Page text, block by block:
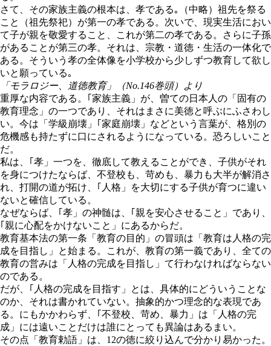
さて、その家族主義の根本は、孝である｡（中略）祖先を祭る
こと（祖先祭祀）が第一の孝である。次いで、現実生活におい
て子が親を敬愛すること、これが第二の孝である。さらに子孫
があることが第三の孝。それは、宗教・道徳・生活の一体化で
ある。そういう孝の全体像を小学校から少しずつ教育して欲し
いと願っている｡
「モラロジー、道徳教育」（No.146巻頭）より
重厚な内容である。｢家族主義」が、曽ての日本人の「固有の
教育理念」の一つであり、それはまさに美徳と呼ぶにふさわし
い。今は「学級崩壊」｢家庭崩壊」などという言葉が、格別の
危機感も持たずに口にされるようになっている。恐ろしいこと
だ。
私は、｢孝」一つを、徹底して教えることができ、子供がそれ
を身につけたならば、不登校も、苛めも、暴力も大半が解消さ
れ、打開の道が拓け、｢人格」を大切にする子供が育つに違い
ないと確信している。
なぜならば、｢孝」の神髄は、｢親を安心させること」であり、
｢親に心配をかけないこと」にあるからだ。
教育基本法の第一条「教育の目的」の冒頭は「教育は人格の完
成を目指し」と始まる。これが、教育の第一義であり、全ての
教育の営みは「人格の完成を目指し」て行わなければならない
のである。
だが、｢人格の完成を目指す」とは、具体的にどういうことな
のか、それは書かれていない。抽象的かつ理念的な表現であ
る。にもかかわらず、｢不登校、苛め、暴力」は「人格の完
成」には遠いことだけは誰にとっても異論はあるまい。
その点「教育勅語」は、12の徳に絞り込んで分かり易かった。